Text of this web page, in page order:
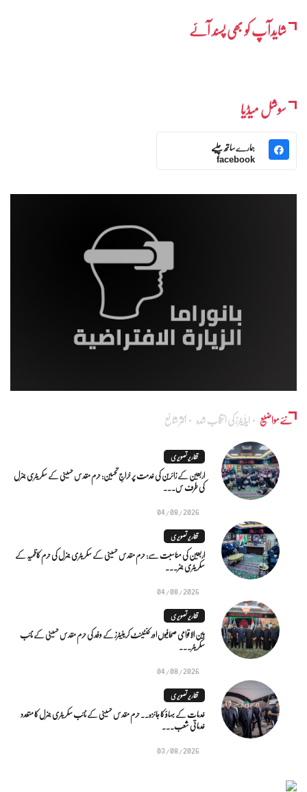
شایدآپ کو بھی پسند آئے
سوشل میڈیا
ہمارے ساتھ چلیے
facebook
نئے مواضیع ایڈٰیٹرز کی انتخاب شدہ اکثر شائع
تقاریر تصویری
اربعین کے زائرین کی خدمت پر خراجِ تحسین: حرم مقدس حسینی کے سکریٹری جنرل
کی طرف س...
04/08/2026
تقاریر تصویری
اربعین کی مناسبت سے: حرم مقدس حسینی کے سکریٹری جنرل کی حرم کاظمیہ کے
سکریٹری جنر...
04/08/2026
تقاریر تصویری
بین الاقوامی صحافیوں اور کنٹینٹ کریئیٹرز کے وفد کی حرم مقدس حسینی کے نائب
سکریٹر...
04/08/2026
تقاریر تصویری
خدمات کے بہاؤ کا جائزہ.. حرم مقدس حسینی کے نائب سکریٹری جنرل کا متعدد
خدماتی شعب...
03/08/2026